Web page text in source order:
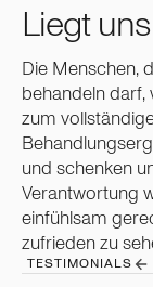
Liegt
Die Menschen,
behandeln darf,
zum
und schenken
Verantwortung
einfühlsam
zufrieden zu
T
T
E
E
S
S
T
T
I
I
M
M
O
O
N
N
I
I
A
A
L
L
S
S